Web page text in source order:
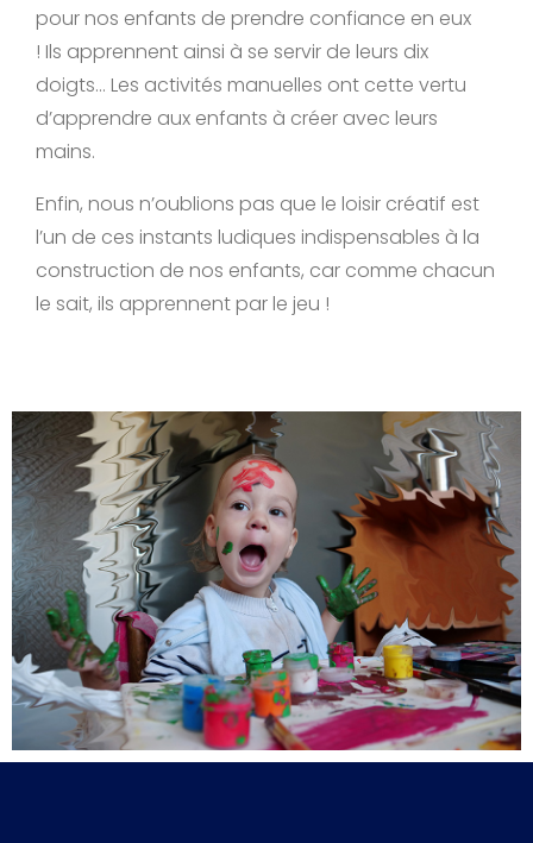
pour nos enfants de prendre confiance en eux
! Ils apprennent ainsi à se servir de leurs dix
doigts… Les activités manuelles ont cette vertu
d’apprendre aux enfants à créer avec leurs
mains.
Enfin, nous n’oublions pas que le loisir créatif est
l’un de ces instants ludiques indispensables à la
construction de nos enfants, car comme chacun
le sait, ils apprennent par le jeu !